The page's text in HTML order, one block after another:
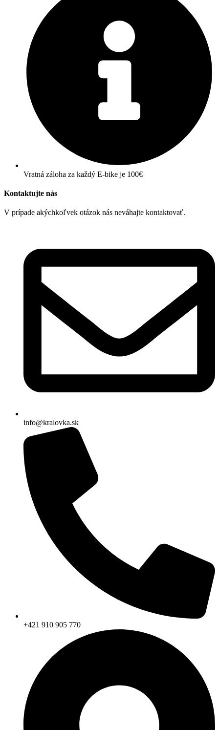
Vratná záloha za každý E-bike je 100€
Kontaktujte nás
V prípade akýchkoľvek otázok nás neváhajte kontaktovať.
info@kralovka.sk
+421 910 905 770